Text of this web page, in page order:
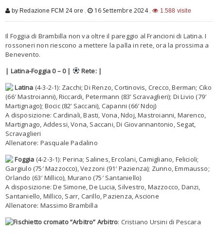
by Redazione FCM 24 ore , 16 Settembre 2024, 1.588 visite
Il Foggia di Brambilla non va oltre il pareggio al Francioni di Latina. I
rossoneri non riescono a mettere la palla in rete, ora la prossima a
Benevento.
| Latina-Foggia 0 – 0 |
Rete: |
Latina (4-3-2-1): Zacchi; Di Renzo, Cortinovis, Crecco, Berman; Ciko
(66′ Mastroianni), Riccardi, Petermann (83’ Scravaglieri); Di Livio (79′
Martignago); Bocic (82’ Saccani), Capanni (66′ Ndoj)
A disposizione: Cardinali, Basti, Vona, Ndoj, Mastroianni, Marenco,
Martignago, Addessi, Vona, Saccani, Di Giovannantonio, Segat,
Scravaglieri
Allenatore: Pasquale Padalino
Foggia (4-2-3-1): Perina; Salines, Ercolani, Camigliano, Felicioli;
Gargiulo (75′ Mazzocco), Vezzoni (91′ Pazienza); Zunno, Emmausso;
Orlando (63′ Millico), Murano (75′ Santaniello)
A disposizione: De Simone, De Lucia, Silvestro, Mazzocco, Danzi,
Santaniello, Millico, Sarr, Carillo, Pazienza, Ascione
Allenatore: Massimo Brambilla
Arbitro: Cristiano Ursini di Pescara